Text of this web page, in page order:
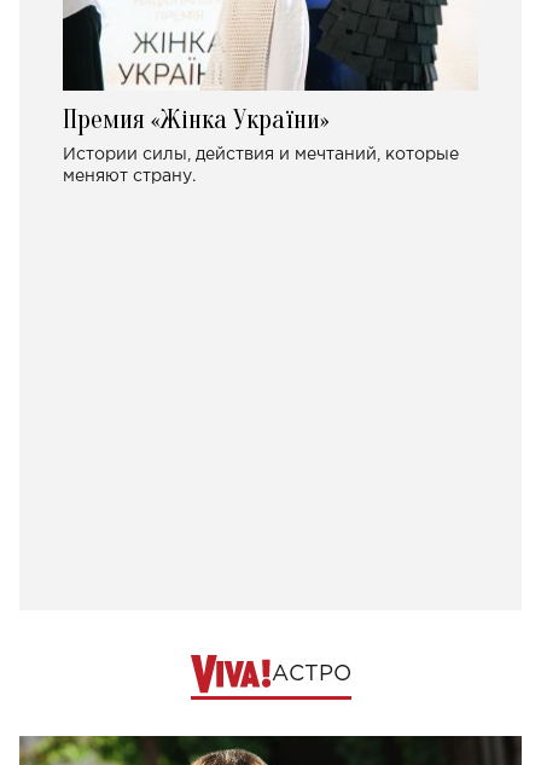
Премия «Жінка України»
Истории силы, действия и мечтаний, которые
меняют страну.
АСТРО